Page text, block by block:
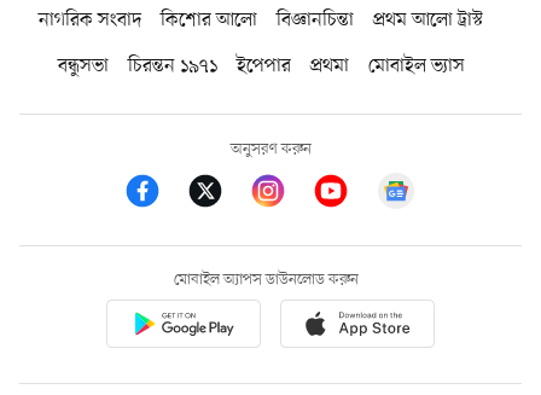
নাগরিক সংবাদ কিশোর আলো বিজ্ঞানচিন্তা
প্রথম আলো ট্রাস্ট
বন্ধুসভা
চিরন্তন ১৯৭১ ইপেপার প্রথমা মোবাইল ভ্যাস
অনুসরণ করুন
মোবাইল অ্যাপস ডাউনলোড করুন